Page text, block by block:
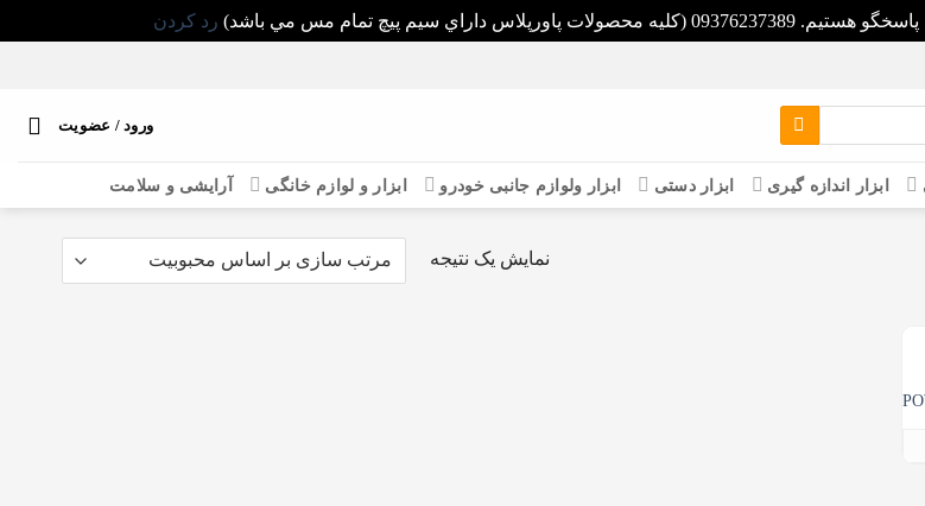
سيم پيچ تمام مس مي باشد)
رد کردن
ورود / عضویت
ابزار اندازه گیری ابزار دستی ابزار ولوازم جانبی خودرو ابزار و لوازم خانگی آرایشی و سلامت
نمایش یک نتیجه